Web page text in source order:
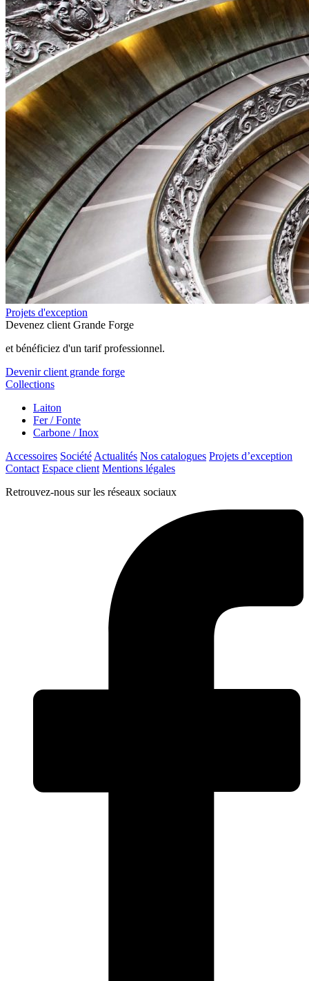
Projets d'exception
Devenez client Grande Forge
et bénéficiez d'un tarif professionnel.
Devenir client grande forge
Collections
Laiton
Fer / Fonte
Carbone / Inox
Accessoires Société Actualités Nos catalogues Projets d’exception
Contact Espace client Mentions légales
Retrouvez-nous sur les réseaux sociaux